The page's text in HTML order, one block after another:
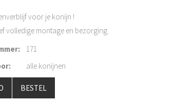
voor je konijn !
volledige montage en bezorging.
:
171
: alle konijnen
BESTEL